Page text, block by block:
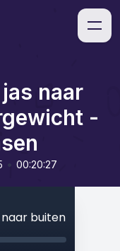
naar
-
• 00:20:27